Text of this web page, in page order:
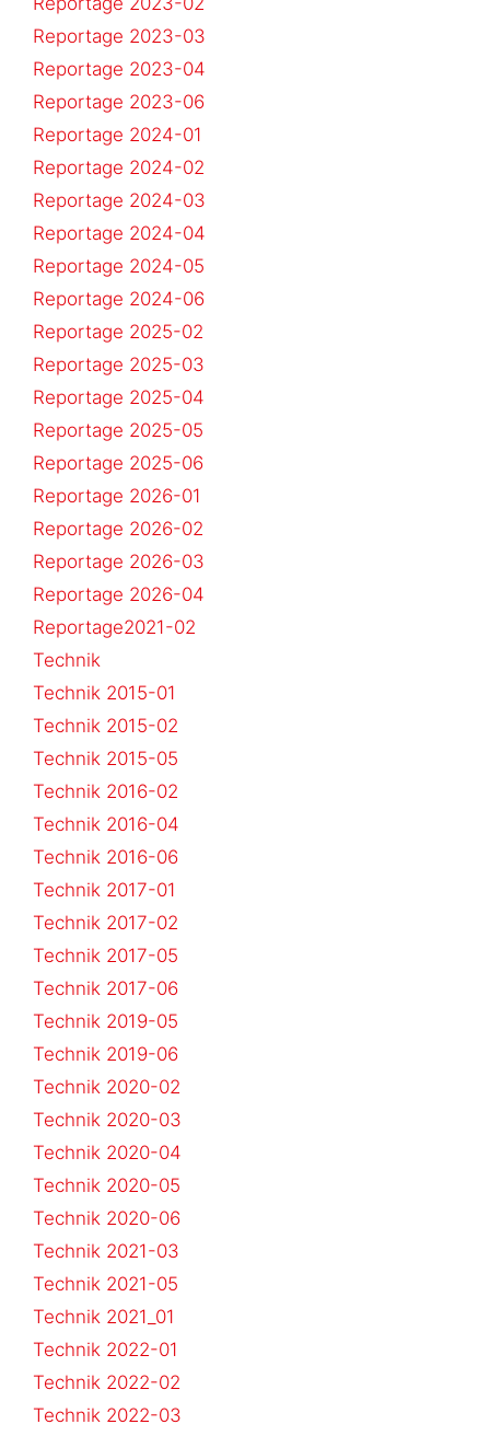
Reportage 2023-03
Reportage 2023-04
Reportage 2023-06
Reportage 2024-01
Reportage 2024-02
Reportage 2024-03
Reportage 2024-04
Reportage 2024-05
Reportage 2024-06
Reportage 2025-02
Reportage 2025-03
Reportage 2025-04
Reportage 2025-05
Reportage 2025-06
Reportage 2026-01
Reportage 2026-02
Reportage 2026-03
Reportage 2026-04
Reportage2021-02
Technik
Technik 2015-01
Technik 2015-02
Technik 2015-05
Technik 2016-02
Technik 2016-04
Technik 2016-06
Technik 2017-01
Technik 2017-02
Technik 2017-05
Technik 2017-06
Technik 2019-05
Technik 2019-06
Technik 2020-02
Technik 2020-03
Technik 2020-04
Technik 2020-05
Technik 2020-06
Technik 2021-03
Technik 2021-05
Technik 2021_01
Technik 2022-01
Technik 2022-02
Technik 2022-03